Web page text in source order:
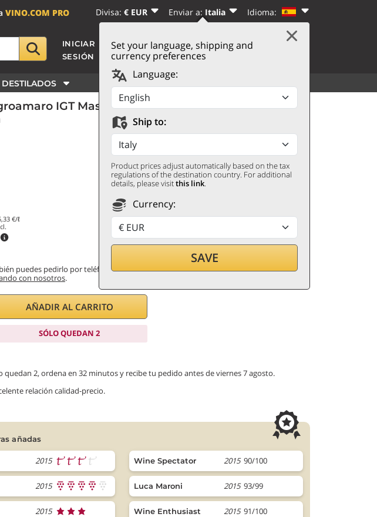
VINO.COM PRO Divisa: € EUR Enviar a: Italia Idioma:
Set your language, shipping and
currency preferences
Language:
Ship to:
Product prices adjust automatically based on the tax
regulations of the destination country. For additional
details, please visitthis link.
Currency:
SAVE
INICIAR
SESIÓN
| REGÍSTRATE
CARRITO
DESTILADOS OTROS
IGT Masseria Maime 2023
€/ℓ
puedes pedirlo por teléfono
con nosotros.
AÑADIR AL CARRITO
SÓLO QUEDAN 2
quedan 2, ordena en 32 minutos y recibe tu pedido antes de viernes 7 agosto.
relación calidad-precio.
añadas
2015 Wine Spectator 2015 90/100
2015 Luca Maroni 2015 93/99
2015 Wine Enthusiast 2015 91/100